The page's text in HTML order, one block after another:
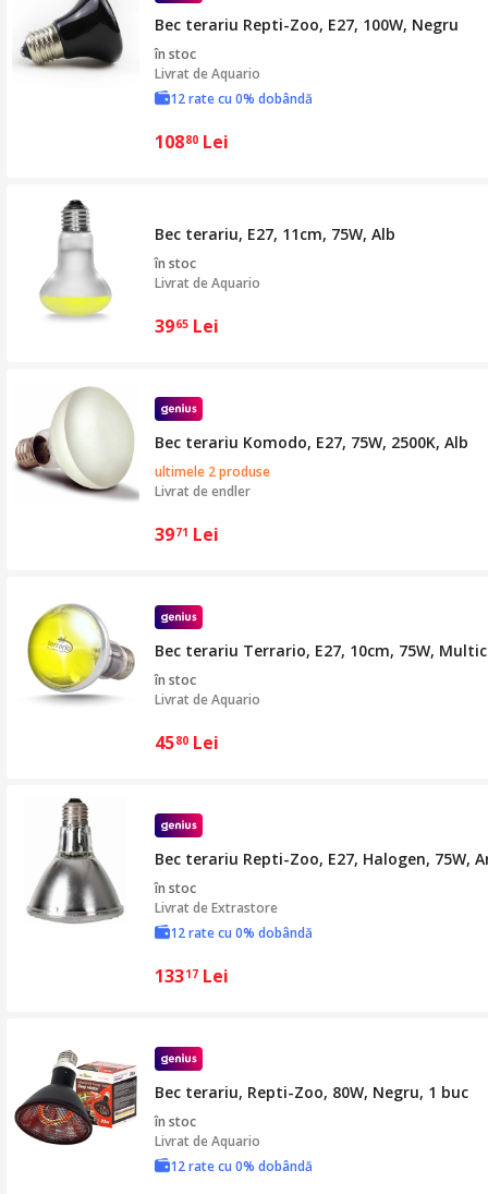
Bec terariu Repti-Zoo, E27, 100W, Negru
în stoc
Livrat deAquario
12 rate cu 0% dobândă
10880 Lei
Bec terariu, E27, 11cm, 75W, Alb
în stoc
Livrat deAquario
3965 Lei
Bec terariu Komodo, E27, 75W, 2500K, Alb
ultimele 2 produse
Livrat deendler
3971 Lei
Bec terariu Terrario, E27, 10cm, 75W,
în stoc
Livrat deAquario
4580 Lei
Bec terariu Repti-Zoo, E27, Halogen, 75W,
în stoc
Livrat deExtrastore
12 rate cu 0% dobândă
13317 Lei
Bec terariu, Repti-Zoo, 80W, Negru, 1 buc
în stoc
Livrat deAquario
12 rate cu 0% dobândă